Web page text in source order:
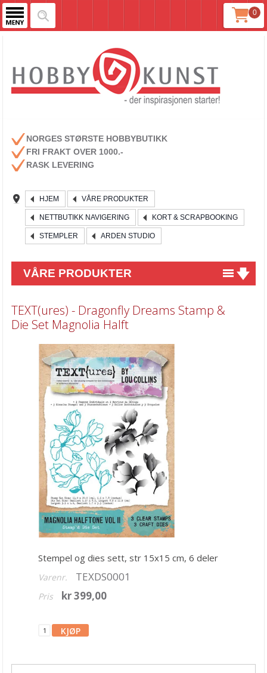
0
NORGES STØRSTE HOBBYBUTIKK
FRI FRAKT OVER 1000.-
RASK LEVERING
HJEM VÅRE PRODUKTER
NETTBUTIKK NAVIGERING KORT & SCRAPBOOKING
STEMPLER ARDEN STUDIO
VÅRE PRODUKTER
Tilbud
Kurs & aktiviteter
Gavekort
Kort & Scrapbooking
Mønsterpapir
Kartong 12x12 inch
Motiv til kortlaging
Spesial Papir
Stæsj & pynt
Stempler
Rayher stempler
HULDRA designstudio
Diverse stempler
TEXT(ures) - Dragonfly Dreams Stamp &
Die Set Magnolia Halft
Stempel og dies sett, str 15x15 cm, 6 deler
Varenr. TEXDS0001
Pris kr 399,00